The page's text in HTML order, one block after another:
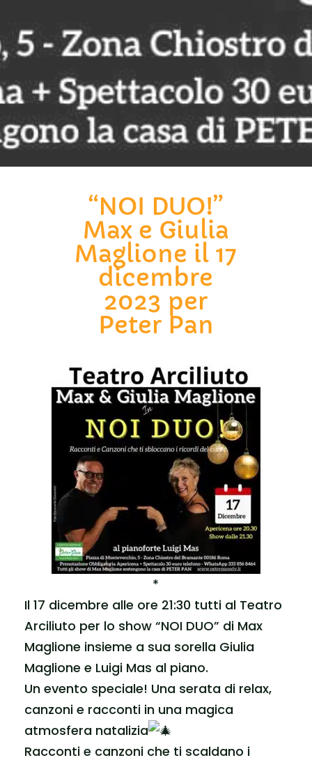
“NOI DUO!”
Max e Giulia
Maglione il 17
dicembre
2023 per
Peter Pan
*
Il 17 dicembre alle ore 21:30 tutti al Teatro
Arciliuto per lo show “NOI DUO” di Max
Maglione insieme a sua sorella Giulia
Maglione e Luigi Mas al piano.
Un evento speciale! Una serata di relax,
canzoni e racconti in una magica
atmosfera natalizia
Racconti e canzoni che ti scaldano i